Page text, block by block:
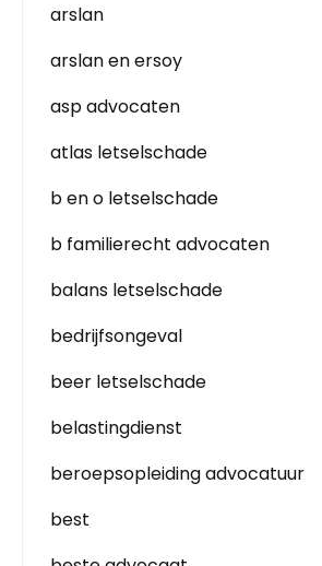
arslan
arslan en ersoy
asp advocaten
atlas letselschade
b en o letselschade
b familierecht advocaten
balans letselschade
bedrijfsongeval
beer letselschade
belastingdienst
beroepsopleiding advocatuur
best